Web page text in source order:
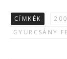
CÍMKÉK
GYURCSÁNY